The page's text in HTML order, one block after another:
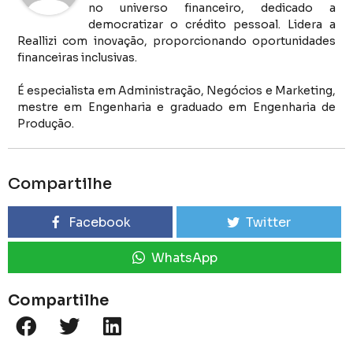
Compartilhe
no universo financeiro, dedicado a
democratizar o crédito pessoal. Lidera a
Reallizi com inovação, proporcionando oportunidades
financeiras inclusivas.
É especialista em Administração, Negócios e Marketing,
mestre em Engenharia e graduado em Engenharia de
Produção.
Compartilhe
Facebook Twitter
WhatsApp